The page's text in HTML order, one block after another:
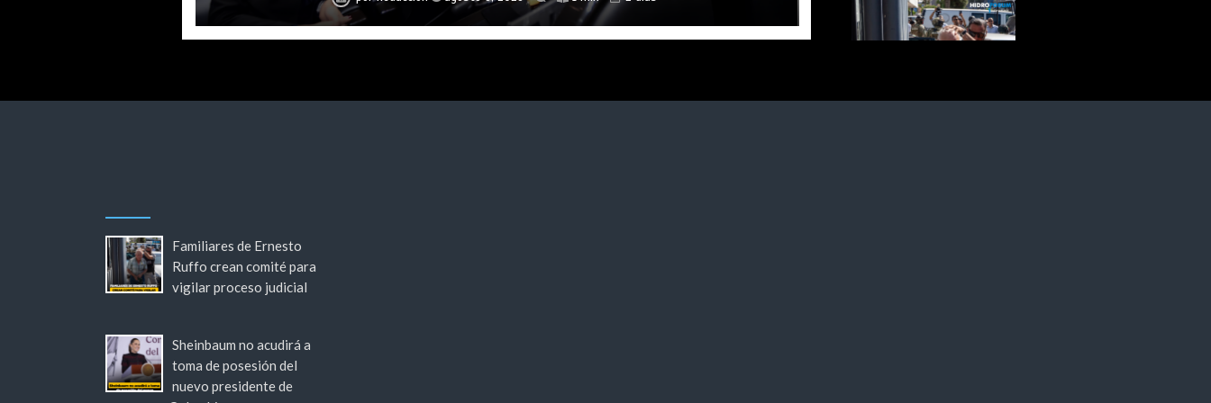
Familiares de Ernesto
Ruffo crean comité para
vigilar proceso judicial
Sheinbaum no acudirá a
toma de posesión del
nuevo presidente de